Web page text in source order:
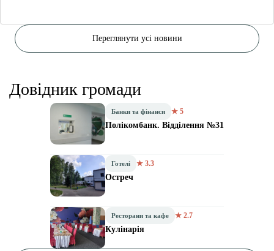
Переглянути усі новини
Довідник громади
Банки та фінанси ★ 5
Полікомбанк. Відділення №31
Готелі ★ 3.3
Остреч
Ресторани та кафе ★ 2.7
Кулінарія